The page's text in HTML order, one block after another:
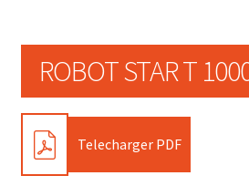
ROBOT STAR T
PDF Telecharger PDF